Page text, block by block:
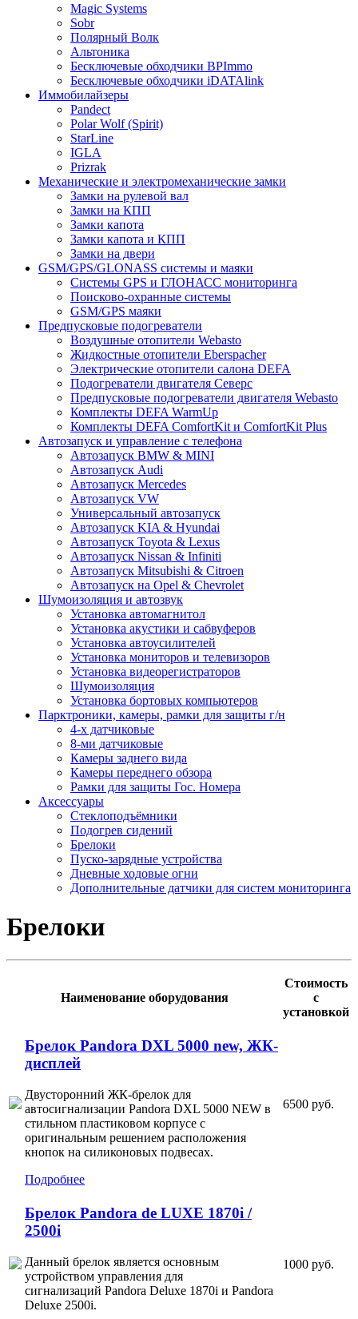
Magic Systems
Sobr
Полярный Волк
Альтоника
Бесключевые обходчики BPImmo
Бесключевые обходчики iDATAlink
Иммобилайзеры
Pandect
Polar Wolf (Spirit)
StarLine
IGLA
Prizrak
Механические и электромеханические замки
Замки на рулевой вал
Замки на КПП
Замки капота
Замки капота и КПП
Замки на двери
GSM/GPS/GLONASS системы и маяки
Системы GPS и ГЛОНАСС мониторинга
Поисково-охранные системы
GSM/GPS маяки
Предпусковые подогреватели
Воздушные отопители Webasto
Жидкостные отопители Eberspacher
Электрические отопители салона DEFA
Подогреватели двигателя Северс
Предпусковые подогреватели двигателя Webasto
Комплекты DEFA WarmUp
Комплекты DEFA ComfortKit и ComfortKit Plus
Автозапуск и управление с телефона
Автозапуск BMW & MINI
Автозапуск Audi
Автозапуск Mercedes
Автозапуск VW
Универсальный автозапуск
Автозапуск KIA & Hyundai
Автозапуск Toyota & Lexus
Автозапуск Nissan & Infiniti
Автозапуск Mitsubishi & Citroen
Автозапуск на Opel & Chevrolet
Шумоизоляция и автозвук
Установка автомагнитол
Установка акустики и сабвуферов
Установка автоусилителей
Установка мониторов и телевизоров
Установка видеорегистраторов
Шумоизоляция
Установка бортовых компьютеров
Парктроники, камеры, рамки для защиты г/н
4-х датчиковые
8-ми датчиковые
Камеры заднего вида
Камеры переднего обзора
Рамки для защиты Гос. Номера
Аксессуары
Стеклоподъёмники
Подогрев сидений
Брелоки
Пуско-зарядные устройства
Дневные ходовые огни
Дополнительные датчики для систем мониторинга
Брелоки
Наименование оборудования
Стоимость
с
установкой
Брелок Pandora DXL 5000 new, ЖК-
дисплей
Двусторонний ЖК-брелок для
автосигнализации Pandora DXL 5000 NEW в
стильном пластиковом корпусе с
оригинальным решением расположения
кнопок на силиконовых подвесах.
Подробнее
6500 руб.
Брелок Pandora de LUXE 1870i /
2500i
Данный брелок является основным
устройством управления для
сигнализаций Pandora Deluxe 1870i и Pandora
Deluxe 2500i.
1000 руб.